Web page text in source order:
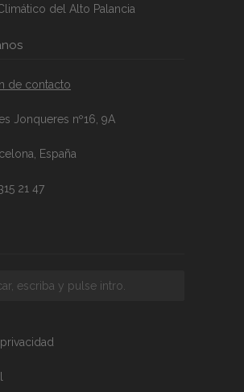
del Alto Palancia
de contacto
Jonqueres nº16, 9A
España
21 47